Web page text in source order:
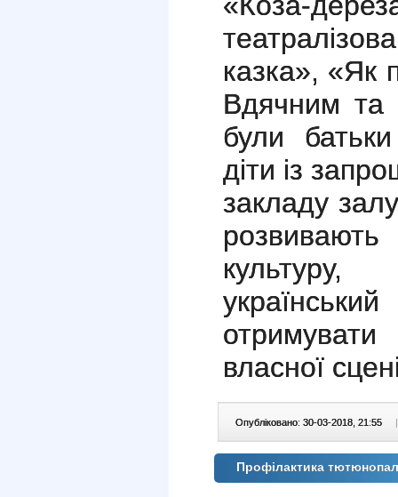
казка», «Як
Вдячним та
були
діти із
закладу
культуру,
власної
Опубліковано: 30-03-2018, 21:55 |
Профілактика